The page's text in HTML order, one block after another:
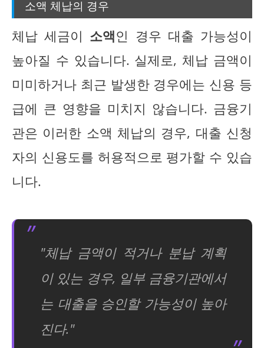
소액 체납의 경우
체납 세금이 소액인 경우 대출 가능성이
높아질 수 있습니다. 실제로, 체납 금액이
미미하거나 최근 발생한 경우에는 신용 등
급에 큰 영향을 미치지 않습니다. 금융기
관은 이러한 소액 체납의 경우, 대출 신청
자의 신용도를 허용적으로 평가할 수 있습
니다.
"체납 금액이 적거나 분납 계획
이 있는 경우, 일부 금융기관에서
는 대출을 승인할 가능성이 높아
진다."